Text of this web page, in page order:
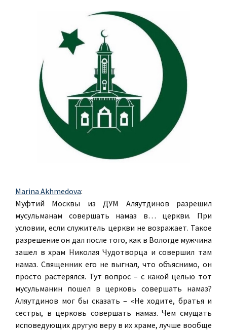
Marina Akhmedova:
Муфтий Москвы из ДУМ Аляутдинов разрешил
мусульманам совершать намаз в… церкви. При
условии, если служитель церкви не возражает. Такое
разрешение он дал после того, как в Вологде мужчина
зашел в храм Николая Чудотворца и совершил там
намаз. Священник его не выгнал, что объяснимо, он
просто растерялся. Тут вопрос – с какой целью тот
мусульманин пошел в церковь совершать намаз?
Аляутдинов мог бы сказать – «Не ходите, братья и
сестры, в церковь совершать намаз. Чем смущать
исповедующих другую веру в их храме, лучше вообще